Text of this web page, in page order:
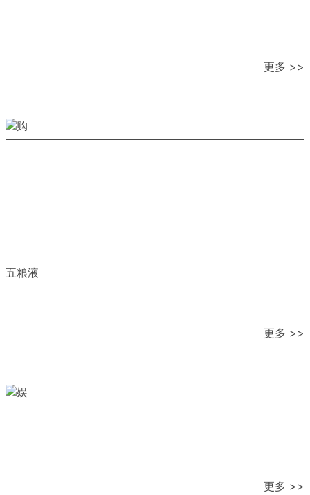
更多 >>
五粮液
更多 >>
更多 >>